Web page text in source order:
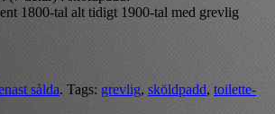
1800-tal alt tidigt 1900-tal med grevlig
sålda. Tags: grevlig, sköldpadd, toilette-